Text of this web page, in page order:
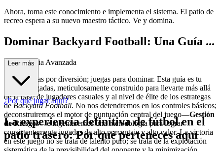
Ahora, toma este conocimiento e implementa el sistema. El patio de
recreo espera a su nuevo maestro táctico. Ve y domina.
Dominar Backyard Football: Una Guía ...
de Estrategia Avanzada
Ya no juegas por diversión; juegas para dominar. Esta guía es tu
libro de jugadas, meticulosamente construido para llevarte más allá
de la base de jugadores casuales y al nivel de élite de los estrategas
deBackyard Football. No nos detendremos en los controles básicos;
deconstruiremos el motor de puntuación central del juego—Gestión
de Riesgos—e ingeniaremos una metodología para lograr
consistentemente jugadas de alto porcentaje y alto valor. La victoria
en este juego no se trata de talento puro; se trata de la explotación
Leer más
¿Por qué jugar aquí?
La experiencia definitiva de fútbol en el
patio trasero: Por qué perteneces aquí